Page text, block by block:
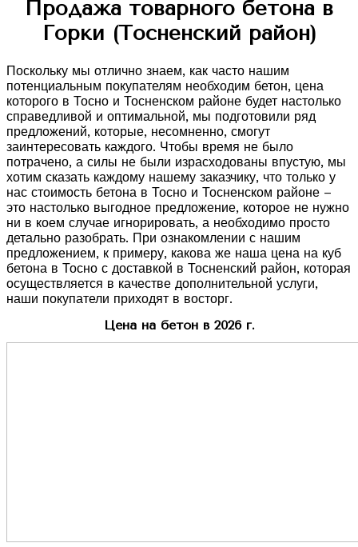
Продажа товарного бетона в
Горки (Тосненский район)
Поскольку мы отлично знаем, как часто нашим
потенциальным покупателям необходим бетон, цена
которого в Тосно и Тосненском районе будет настолько
справедливой и оптимальной, мы подготовили ряд
предложений, которые, несомненно, смогут
заинтересовать каждого. Чтобы время не было
потрачено, а силы не были израсходованы впустую, мы
хотим сказать каждому нашему заказчику, что только у
нас стоимость бетона в Тосно и Тосненском районе –
это настолько выгодное предложение, которое не нужно
ни в коем случае игнорировать, а необходимо просто
детально разобрать. При ознакомлении с нашим
предложением, к примеру, какова же наша цена на куб
бетона в Тосно с доставкой в Тосненский район, которая
осуществляется в качестве дополнительной услуги,
наши покупатели приходят в восторг.
Цена на бетон в 2026 г.